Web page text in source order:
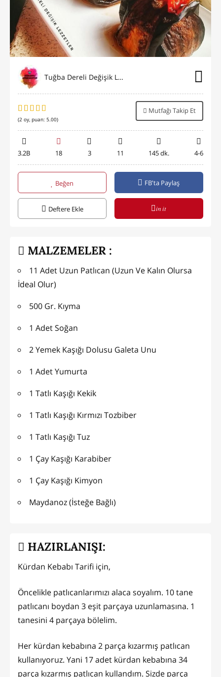
Tuğba Dereli Değişik Lezzetler
(2 oy, puan: 5.00)
Mutfağı Takip Et
3.2B 18 3 11 145 dk. 4-6
Beğen FB'ta Paylaş
Deftere Ekle in it
MALZEMELER :
11 Adet Uzun Patlıcan (Uzun Ve Kalın Olursa
İdeal Olur)
500 Gr. Kıyma
1 Adet Soğan
2 Yemek Kaşığı Dolusu Galeta Unu
1 Adet Yumurta
1 Tatlı Kaşığı Kekik
1 Tatlı Kaşığı Kırmızı Tozbiber
1 Tatlı Kaşığı Tuz
1 Çay Kaşığı Karabiber
1 Çay Kaşığı Kimyon
Maydanoz (İsteğe Bağlı)
HAZIRLANIŞI:
Kürdan Kebabı Tarifi için,
Öncelikle patlıcanlarımızı alaca soyalım. 10 tane
patlıcanı boydan 3 eşit parçaya uzunlamasına. 1
tanesini 4 parçaya bölelim.
Her kürdan kebabına 2 parça kızarmış patlıcan
kullanıyoruz. Yani 17 adet kürdan kebabına 34
parça kızarmış patlıcan kullandım. Sizde parça